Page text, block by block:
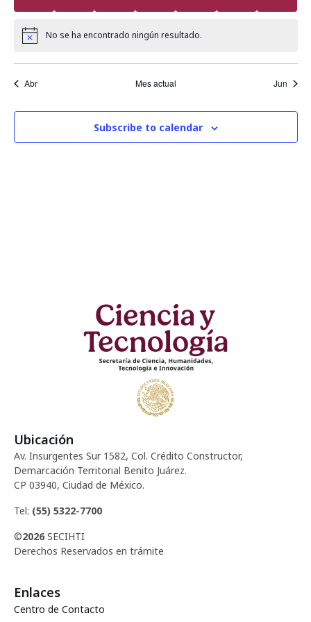
a
n
d
e
d
a
i
s
NoticeNo se ha encontrado ningún resultado.
Abr Mes actual Jun
Subscribe to calendar
Ubicación
Av. Insurgentes Sur 1582, Col. Crédito Constructor,
Demarcación Territorial Benito Juárez.
CP 03940, Ciudad de México.
Tel: (55) 5322-7700
©2026 SECIHTI
Derechos Reservados en trámite
Enlaces
Centro de Contacto